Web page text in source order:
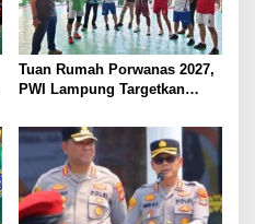
Tuan Rumah Porwanas 2027,
PWI Lampung Targetkan